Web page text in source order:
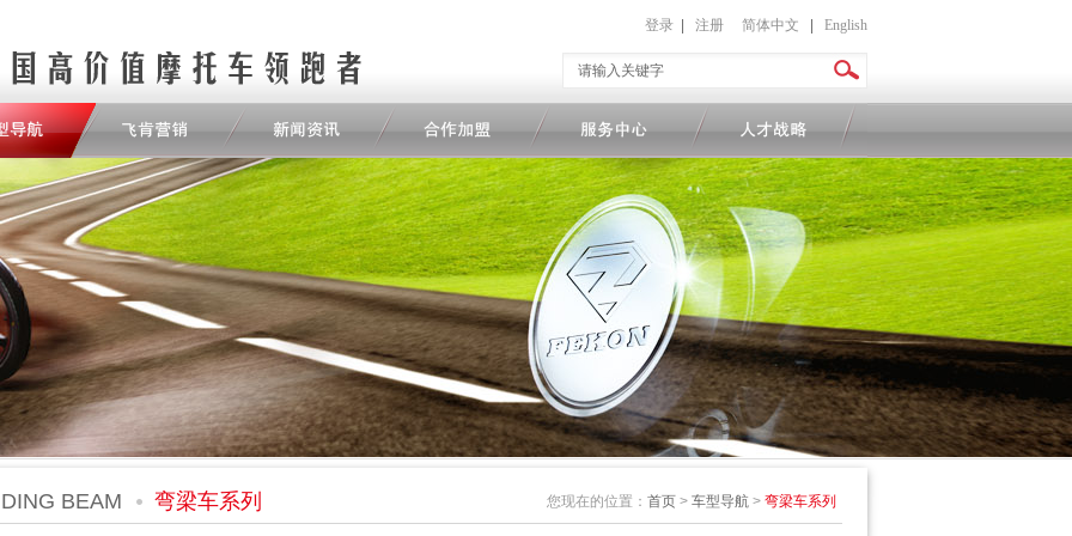
登录 注册 简体中文 English
BEAM 弯梁车系列 您现在的位置： 首页 > 车型导航 > 弯梁车系列